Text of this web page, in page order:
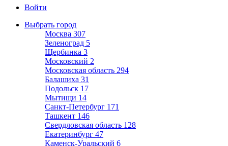
Войти
Выбрать город
Москва 307
Зеленоград 5
Щербинка 3
Московский 2
Московская область 294
Балашиха 31
Подольск 17
Мытищи 14
Санкт-Петербург 171
Ташкент 146
Свердловская область 128
Екатеринбург 47
Каменск-Уральский 6